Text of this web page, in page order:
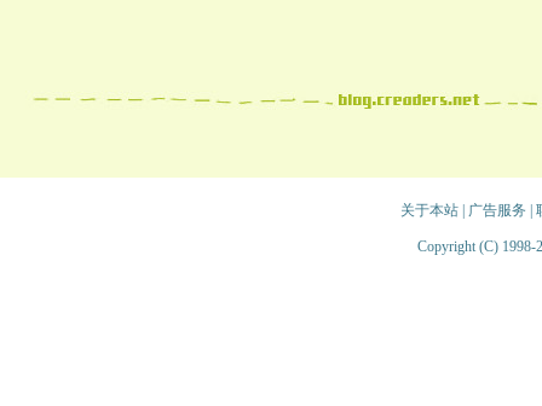
关于本站| 广告服务
Copyright (C) 1998-